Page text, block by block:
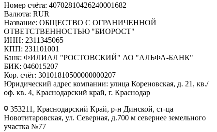
Номер счёта: 40702810426240001682
Валюта: RUR
Название: ОБЩЕСТВО С ОГРАНИЧЕННОЙ
ОТВЕТСТВЕННОСТЬЮ "БИОРОСТ"
ИНН: 2311345065
КПП: 231101001
Банк: ФИЛИАЛ "РОСТОВСКИЙ" АО "АЛЬФА-БАНК"
БИК: 046015207
Кор. счёт: 30101810500000000207
Юридический адрес компании: улица Кореновская, д. 21, кв./
оф. кв. 4, Краснодарский край, г. Краснодар
353211, Краснодарский Край, р-н Динской, ст-ца
Новотитаровская, ул. Северная, д.700 м севернее земельного
участка №77